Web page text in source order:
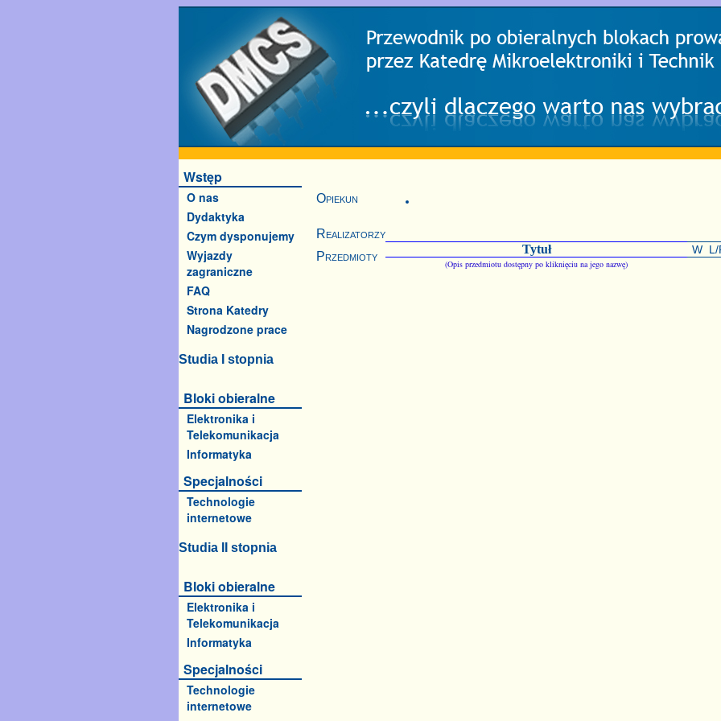
Wstęp
O nas
Dydaktyka
Czym dysponujemy
Wyjazdy
zagraniczne
FAQ
Strona Katedry
Nagrodzone prace
Studia I stopnia
Bloki obieralne
Elektronika i
Telekomunikacja
Informatyka
Specjalności
Technologie
internetowe
Studia II stopnia
Bloki obieralne
Elektronika i
Telekomunikacja
Informatyka
Specjalności
Technologie
internetowe
Opiekun
Realizatorzy
Przedmioty
Tytuł W L/
(Opis przedmiotu dostępny po kliknięciu na jego nazwę)